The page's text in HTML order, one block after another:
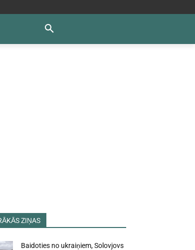
ZIŅAS
Baidoties no ukraiņiem, Solovjovs